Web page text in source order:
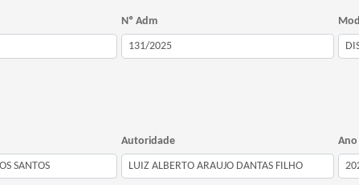
Nº Adm
Autoridade Ano